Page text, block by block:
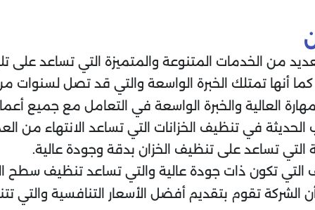
من الخدمات المتنوعة والمتميزة التي تساعد على
كما أنها تمتلك الخبرة الواسعة والتي قد تصل لسنوات
العالية والخبرة الواسعة في التعامل مع جميع
الحديثة في تنظيف الخزانات التي تساعد الانتهاء
التي تساعد على تنظيف الخزان بدقة وجودة عالية.
تكون ذات جودة عالية والتي تساعد تنظيف سطح
الشركة تقوم بتقديم أفضل الأسعار التنافسية والتي